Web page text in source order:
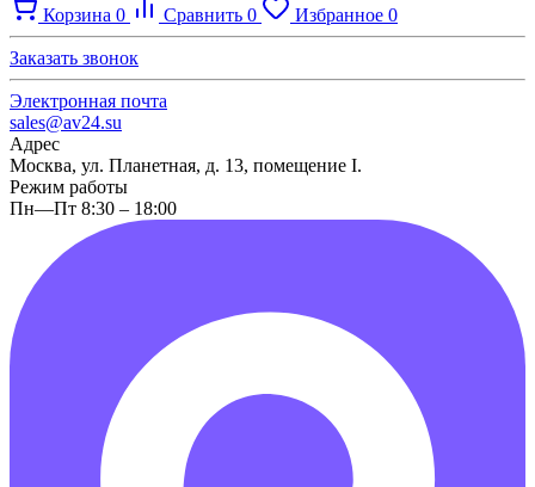
Корзина 0 Сравнить 0 Избранное 0
Заказать звонок
Электронная почта
sales@av24.su
Адрес
Москва, ул. Планетная, д. 13, помещение I.
Режим работы
Пн—Пт 8:30 – 18:00